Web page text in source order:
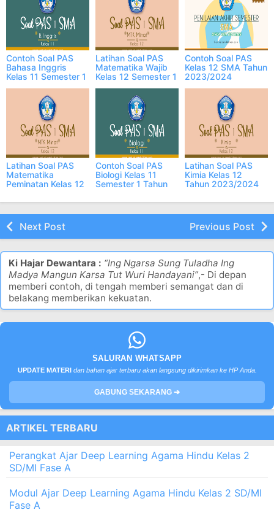
Contoh Soal PAS
Bahasa Inggris
Kelas 11 Semester 1
Latihan Soal PAS
Matematika Wajib
Kelas 12 Semester 1
Contoh Soal PAS
Kelas 12 SMA Tahun
2023/2024
Latihan Soal PAS
Matematika
Peminatan Kelas 12
2023/2024
Contoh Soal PAS
Biologi Kelas 11
Semester 1 Tahun
Latihan Soal PAS
Kimia Kelas 12
Tahun 2023/2024
Next Post Previous Post
Ki Hajar Dewantara : “Ing Ngarsa Sung Tuladha Ing
Madya Mangun Karsa Tut Wuri Handayani”,- Di depan
memberi contoh, di tengah memberi semangat dan di
belakang memberikan kekuatan.
SALURAN WHATSAPP
UPDATE MATERI dan bahan ajar terbaru akan langsung dikirimkan ke HP Anda.
GABUNG SEKARANG ➔
ARTIKEL TERBARU
Perangkat Ajar Deep Learning Agama Hindu Kelas 2
SD/MI Fase A
Modul Ajar Deep Learning Agama Hindu Kelas 2 SD/MI
Fase A